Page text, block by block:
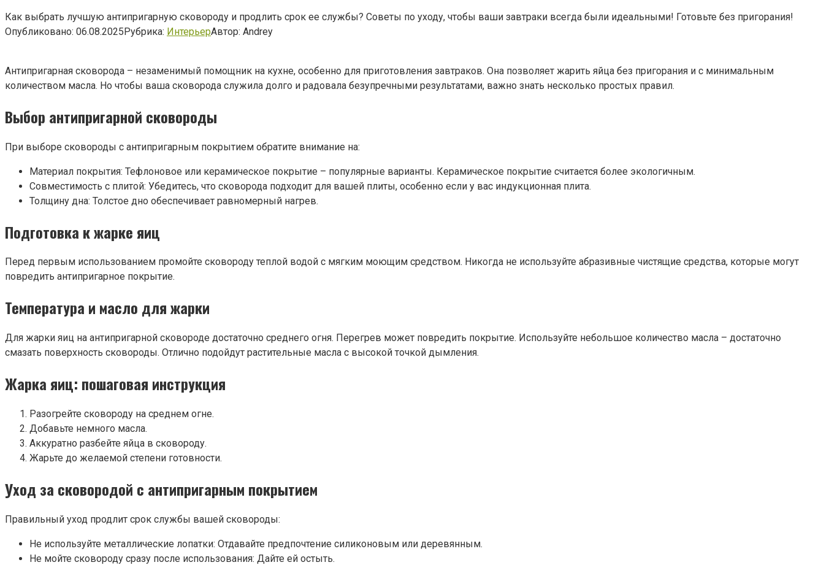
Как выбрать лучшую антипригарную сковороду и продлить срок ее службы? Советы по уходу, чтобы ваши завтраки всегда были идеальными! Готовьте без пригорания!
Опубликовано: 06.08.2025Рубрика: ИнтерьерАвтор: Andrey
Антипригарная сковорода – незаменимый помощник на кухне, особенно для приготовления завтраков. Она позволяет жарить яйца без пригорания и с минимальным
количеством масла. Но чтобы ваша сковорода служила долго и радовала безупречными результатами, важно знать несколько простых правил.
Выбор антипригарной сковороды
При выборе сковороды с антипригарным покрытием обратите внимание на:
Материал покрытия: Тефлоновое или керамическое покрытие – популярные варианты. Керамическое покрытие считается более экологичным.
Совместимость с плитой: Убедитесь, что сковорода подходит для вашей плиты, особенно если у вас индукционная плита.
Толщину дна: Толстое дно обеспечивает равномерный нагрев.
Подготовка к жарке яиц
Перед первым использованием промойте сковороду теплой водой с мягким моющим средством. Никогда не используйте абразивные чистящие средства, которые могут
повредить антипригарное покрытие.
Температура и масло для жарки
Для жарки яиц на антипригарной сковороде достаточно среднего огня. Перегрев может повредить покрытие. Используйте небольшое количество масла – достаточно
смазать поверхность сковороды. Отлично подойдут растительные масла с высокой точкой дымления.
Жарка яиц: пошаговая инструкция
Разогрейте сковороду на среднем огне.
Добавьте немного масла.
Аккуратно разбейте яйца в сковороду.
Жарьте до желаемой степени готовности.
Уход за сковородой с антипригарным покрытием
Правильный уход продлит срок службы вашей сковороды:
Не используйте металлические лопатки: Отдавайте предпочтение силиконовым или деревянным.
Не мойте сковороду сразу после использования: Дайте ей остыть.